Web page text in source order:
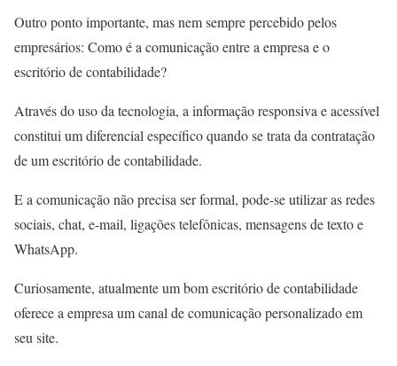
Outro ponto importante, mas nem sempre percebido pelos
empresários: Como é a comunicação entre a empresa e o
escritório de contabilidade?
Através do uso da tecnologia, a informação responsiva e acessível
constitui um diferencial específico quando se trata da contratação
de um escritório de contabilidade.
E a comunicação não precisa ser formal, pode-se utilizar as redes
sociais, chat, e-mail, ligações telefônicas, mensagens de texto e
WhatsApp.
Curiosamente, atualmente um bom escritório de contabilidade
oferece a empresa um canal de comunicação personalizado em
seu site.